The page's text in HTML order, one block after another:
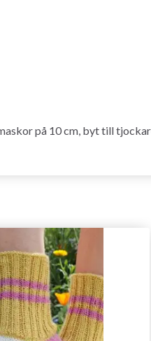
på 10 cm, byt till
till 50%!
tack